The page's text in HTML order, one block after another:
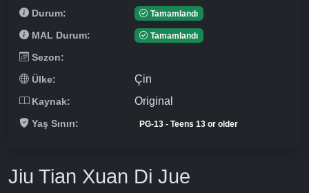
Durum: Tamamlandı
MAL Durum: Tamamlandı
Sezon:
Ülke:
Çin
Kaynak: Original
Yaş Sınırı: PG-13 - Teens 13 or older
Jiu Tian Xuan Di Jue